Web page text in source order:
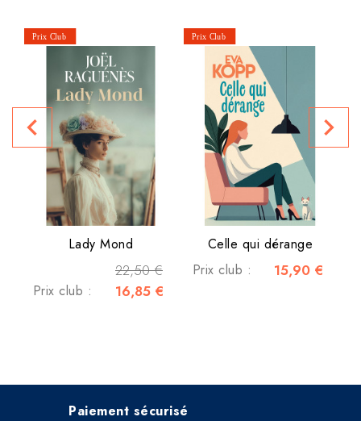
Lady Mond
22,50 €
Prix club : 16,85 €
Celle qui dérange
Prix club :
15,90 €
navigate_before navigate_next
Paiement sécurisé